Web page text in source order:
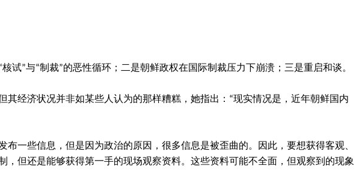
”与“制裁”的恶性循环；二是朝鲜政权在国际制裁压力下崩溃；三是重启和谈。
经济状况并非如某些人认为的那样糟糕，她指出：“现实情况是，近年朝鲜国内
一些信息，但是因为政治的原因，很多信息是被歪曲的。因此，要想获得客观、
但还是能够获得第一手的现场观察资料。这些资料可能不全面，但观察到的现象